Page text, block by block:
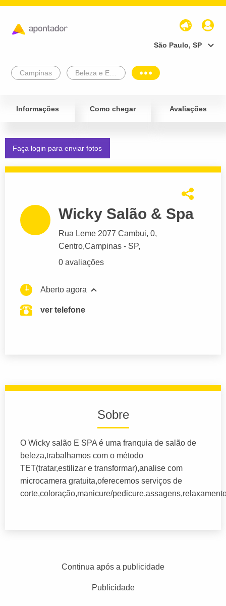
São Paulo, SP
Campinas
Informações Como chegar Avaliações
Faça login para enviar fotos
Wicky Salão & Spa
Rua Leme 2077 Cambui, 0,
Centro,Campinas - SP,
0 avaliações
Aberto agora
ver telefone
Sobre
O Wicky salão E SPA é uma franquia de salão de
beleza,trabalhamos com o método
TET(tratar,estilizar e transformar),analise com
microcamera gratuita,oferecemos serviços de
corte,coloração,manicure/
Continua após a publicidade
Publicidade